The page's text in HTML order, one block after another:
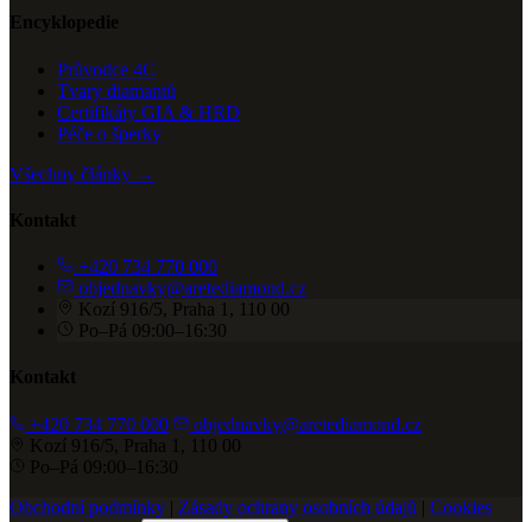
Encyklopedie
Průvodce 4C
Tvary diamantů
Certifikáty GIA & HRD
Péče o šperky
Všechny články →
Kontakt
+420 734 770 000
objednavky@aretediamond.cz
Kozí 916/5, Praha 1, 110 00
Po–Pá 09:00–16:30
Kontakt
+420 734 770 000
objednavky@aretediamond.cz
Kozí 916/5, Praha 1, 110 00
Po–Pá 09:00–16:30
Obchodní podmínky | Zásady ochrany osobních údajů | Cookies